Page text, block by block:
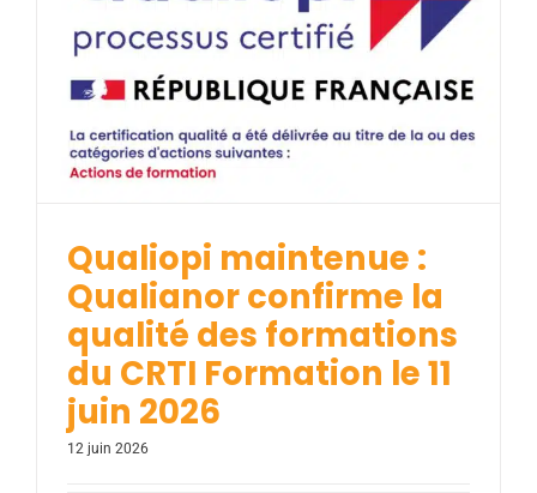
Qualiopi maintenue : Qualianor confirme
la qualité des formations du CRTI
Formation le 11 juin 2026
Actualités
Qualiopi maintenue :
Qualianor confirme la
qualité des formations
du CRTI Formation le 11
juin 2026
12 juin 2026